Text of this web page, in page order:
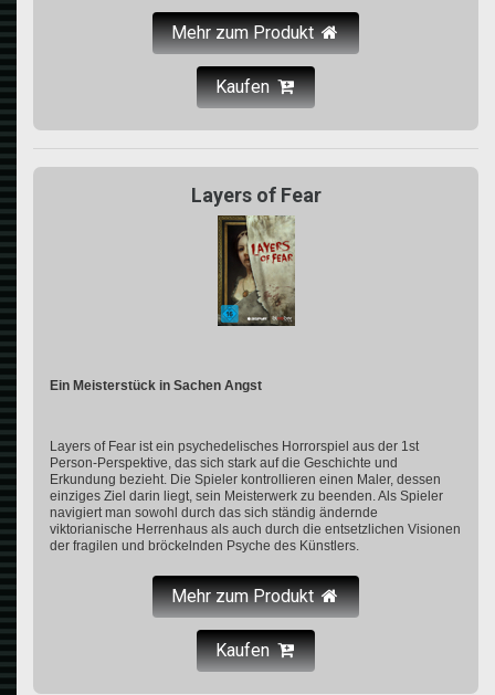
Mehr zum Produkt
Kaufen
Layers of Fear
Ein Meisterstück in Sachen Angst
Layers of Fear ist ein psychedelisches Horrorspiel aus der 1st
Person-Perspektive, das sich stark auf die Geschichte und
Erkundung bezieht. Die Spieler kontrollieren einen Maler, dessen
einziges Ziel darin liegt, sein Meisterwerk zu beenden. Als Spieler
navigiert man sowohl durch das sich ständig ändernde
viktorianische Herrenhaus als auch durch die entsetzlichen Visionen
der fragilen und bröckelnden Psyche des Künstlers.
Mehr zum Produkt
Kaufen